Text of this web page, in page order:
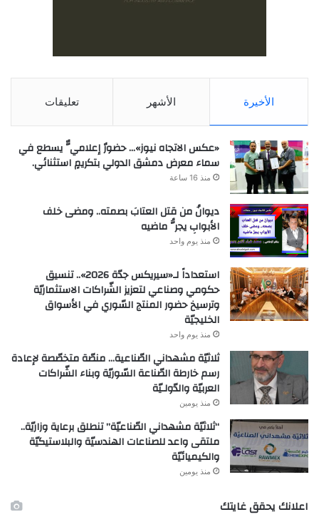
الأخيرة الأشهر تعليقات
«عكس الاتجاه نيوز»… حضورٌ إعلاميٌّ يسطع في
سماء معرض دمشق الدولي بتكريمٍ استثنائي.
منذ 16 ساعة
ديوانُ من قتل العتابَ بصمته.. ومضى خلف
الأبوابِ يجرُّ ماضيه
منذ يوم واحد
استعداداً لـ«سيريكس جدّة 2026».. تنسيق
حكومي وصناعي لتعزيز الشّراكات الاستثماريّة
وترسيخ حضور المنتج السّوري في الأسواق
الخليجيّة
منذ يوم واحد
ثلاثيّة مشهداني الصّناعية… منصّة متخصّصة لإعادة
رسم خارطة الصّناعة السّوريّة وبناء الشّراكات
العربيّة والدّولـيّة
منذ يومين
“ثلاثيّة مشهداني الصّناعيّة” تنطلق برعاية وزاريّة..
ملتقى واعد للصناعات الهندسيّة والبلاستيكيّة
والكيميائيّة
منذ يومين
اعلانك يحقق غايتك